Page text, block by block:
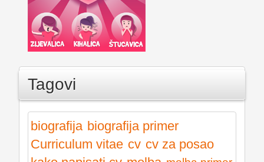
Tagovi
biografija biografija primer
Curriculum vitae cv cv za posao